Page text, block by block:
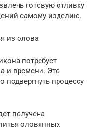
готовую отливку
самому изделию.
из олова
потребует
и времени. Это
подвергнуть процессу
получена
оловянных